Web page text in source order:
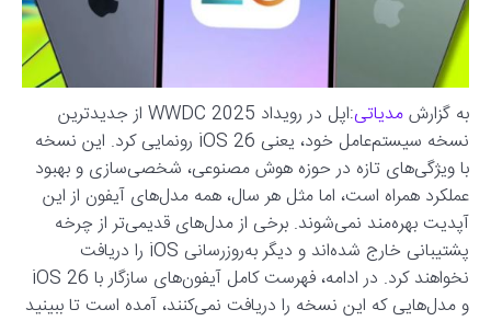
به گزارشمدیاتی
:اپل در رویداد WWDC 2025 از جدیدترین
نسخه سیستم‌عامل خود، یعنی iOS 26 رونمایی کرد. این نسخه
با ویژگی‌های تازه در حوزه هوش مصنوعی، شخصی‌سازی و بهبود
عملکرد همراه است، اما مثل هر سال، همه مدل‌های آیفون از این
آپدیت بهره‌مند نمی‌شوند. برخی از مدل‌های قدیمی‌تر از چرخه
پشتیبانی خارج شده‌اند و دیگر به‌روزرسانی iOS را دریافت
نخواهند کرد. در ادامه، فهرست کامل آیفون‌های سازگار با iOS 26
و مدل‌هایی که این نسخه را دریافت نمی‌کنند، آمده است تا ببینید